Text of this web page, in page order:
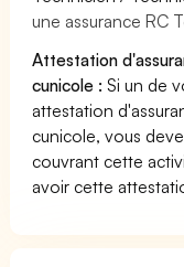
une assurance RC
Attestation
cunicole : Si un de
attestation
cunicole, vous
couvrant cette
avoir cette